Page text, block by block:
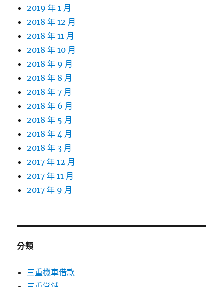
2019 年 1 月
2018 年 12 月
2018 年 11 月
2018 年 10 月
2018 年 9 月
2018 年 8 月
2018 年 7 月
2018 年 6 月
2018 年 5 月
2018 年 4 月
2018 年 3 月
2017 年 12 月
2017 年 11 月
2017 年 9 月
分類
三重機車借款